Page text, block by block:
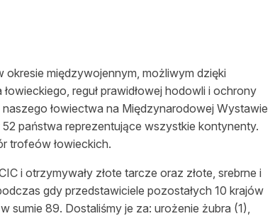
okresie międzywojennym, możliwym dzięki
reguł prawidłowej hodowli i ochrony
łowiectwa na Międzynarodowej Wystawie
państwa reprezentujące wszystkie kontynenty.
trofeów łowieckich.
i otrzymywały złote tarcze oraz złote, srebrne i
gdy przedstawiciele pozostałych 10 krajów
sumie 89. Dostaliśmy je za: urożenie żubra (1),